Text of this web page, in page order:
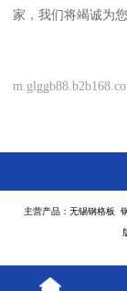
家，我们将竭诚为您
主营产品：无锡钢格板